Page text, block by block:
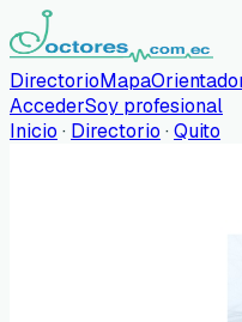
DirectorioMapa
AccederSoy profesional
Inicio · Directorio ·Quito